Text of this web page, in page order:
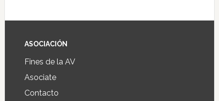
ASOCIACIÓN
Fines de la AV
Asociate
Contacto